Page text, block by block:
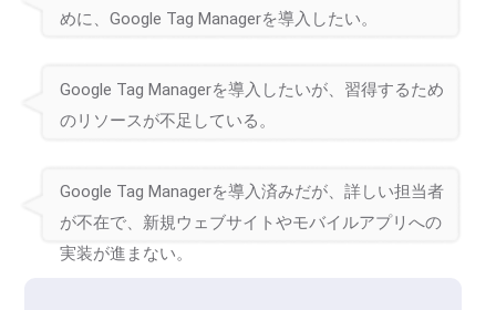
めに、Google Tag Managerを導入したい。
Google Tag Managerを導入したいが、習得するため
のリソースが不足している。
Google Tag Managerを導入済みだが、詳しい担当者
が不在で、新規ウェブサイトやモバイルアプリへの
実装が進まない。